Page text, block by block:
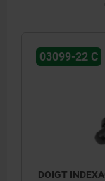
03099-22 C
DOIGT